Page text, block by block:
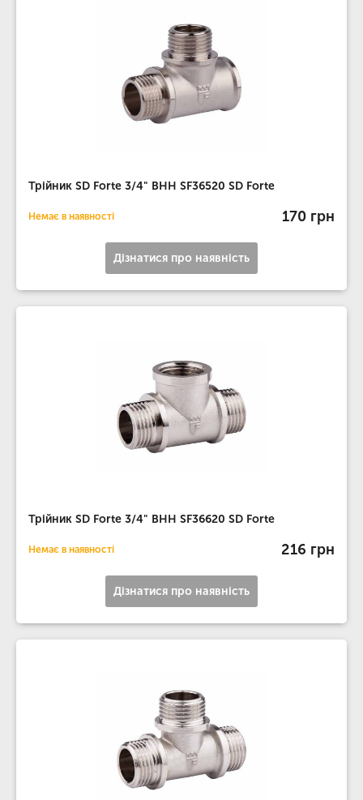
Трійник SD Forte 3/4" ВНН SF36520 SD Forte
Немає в наявності 170 грн
Дізнатися про наявність
Трійник SD Forte 3/4" ВНН SF36620 SD Forte
Немає в наявності 216 грн
Дізнатися про наявність